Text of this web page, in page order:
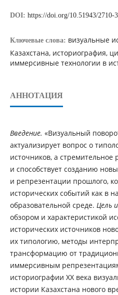
DOI: https://doi.org/10.51943/2710-
Ключевые слова: визуальные
Казахстана, историография,
иммерсивные технологии в
АННОТАЦИЯ
Введение. «Визуальный
актуализирует вопрос о
источников, а стремительное
и способствует созданию
и репрезентации прошлого,
исторических событий как в
образовательной среде. Цель
обзором и характеристикой
исторических источников
их типологию, методы
трансформацию от
иммерсивным
историографии XX века
истории Казахстана нового